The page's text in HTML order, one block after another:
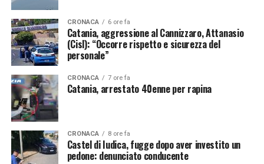
CRONACA 6 ore fa
Catania, aggressione al Cannizzaro, Attanasio
(Cisl): “Occorre rispetto e sicurezza del
personale”
CRONACA 7 ore fa
Catania, arrestato 40enne per rapina
CRONACA 8 ore fa
Castel di Iudica, fugge dopo aver investito un
pedone: denunciato conducente